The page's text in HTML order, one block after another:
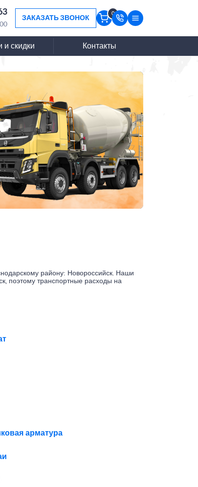
ЗАКАЗАТЬ ЗВОНОК
0
и скидки Контакты
району: Новороссийск. Наши
поэтому транспортные расходы на
арматура